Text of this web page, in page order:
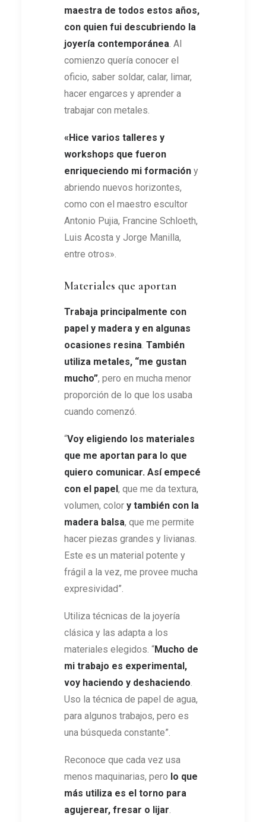
maestra de todos estos años,
con quien fui descubriendo la
joyería contemporánea. Al
comienzo quería conocer el
oficio, saber soldar, calar, limar,
hacer engarces y aprender a
trabajar con metales.
«Hice varios talleres y
workshops que fueron
enriqueciendo mi formación y
abriendo nuevos horizontes,
como con el maestro escultor
Antonio Pujia, Francine Schloeth,
Luis Acosta y Jorge Manilla,
entre otros».
Materiales que aportan
Trabaja principalmente con
papel y madera y en algunas
ocasiones resina. También
utiliza metales, “me gustan
mucho”, pero en mucha menor
proporción de lo que los usaba
cuando comenzó.
“Voy eligiendo los materiales
que me aportan para lo que
quiero comunicar. Así empecé
con el papel, que me da textura,
volumen, color y también con la
madera balsa, que me permite
hacer piezas grandes y livianas.
Este es un material potente y
frágil a la vez, me provee mucha
expresividad”.
Utiliza técnicas de la joyería
clásica y las adapta a los
materiales elegidos. “Mucho de
mi trabajo es experimental,
voy haciendo y deshaciendo.
Uso la técnica de papel de agua,
para algunos trabajos, pero es
una búsqueda constante”.
Reconoce que cada vez usa
menos maquinarias, pero lo que
más utiliza es el torno para
agujerear, fresar o lijar.